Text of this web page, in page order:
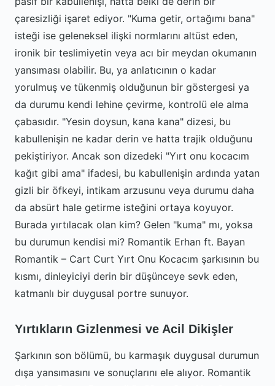
çaresizliği işaret ediyor. "Kuma getir, ortağımı bana"
isteği ise geleneksel ilişki normlarını altüst eden,
ironik bir teslimiyetin veya acı bir meydan okumanın
yansıması olabilir. Bu, ya anlatıcının o kadar
yorulmuş ve tükenmiş olduğunun bir göstergesi ya
da durumu kendi lehine çevirme, kontrolü ele alma
çabasıdır. "Yesin doysun, kana kana" dizesi, bu
kabullenişin ne kadar derin ve hatta trajik olduğunu
pekiştiriyor. Ancak son dizedeki "Yırt onu kocacım
kağıt gibi ama" ifadesi, bu kabullenişin ardında yatan
gizli bir öfkeyi, intikam arzusunu veya durumu daha
da absürt hale getirme isteğini ortaya koyuyor.
Burada yırtılacak olan kim? Gelen "kuma" mı, yoksa
bu durumun kendisi mi? Romantik Erhan ft. Bayan
Romantik – Cart Curt Yırt Onu Kocacım şarkısının bu
kısmı, dinleyiciyi derin bir düşünceye sevk eden,
katmanlı bir duygusal portre sunuyor.
Yırtıkların Gizlenmesi ve Acil Dikişler
Şarkının son bölümü, bu karmaşık duygusal durumun
dışa yansımasını ve sonuçlarını ele alıyor. Romantik